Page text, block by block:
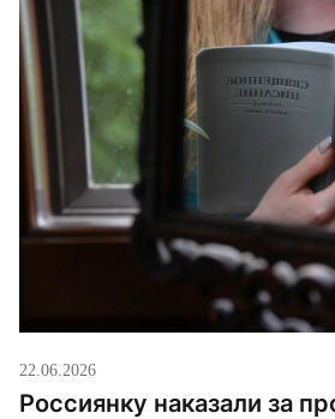
миссионерство (ч. 5 ст. 5.26.
выписали штраф в 30 тыс.
постановление о выдворении
22.06.2026
Россиянку наказали за